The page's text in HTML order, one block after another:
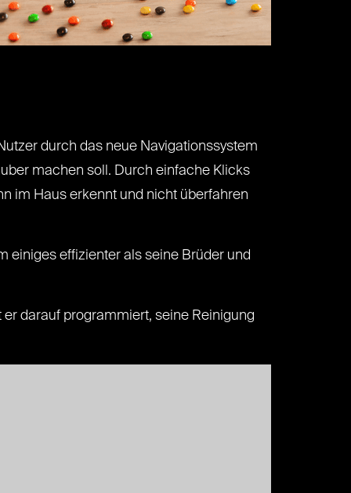
durch das neue Navigationssystem
machen soll. Durch einfache Klicks
im Haus erkennt und nicht überfahren
einiges effizienter als seine Brüder und
darauf programmiert, seine Reinigung